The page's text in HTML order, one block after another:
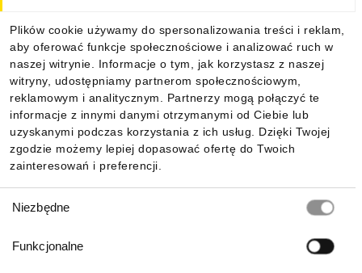
Plików cookie używamy do spersonalizowania treści i reklam,
aby oferować funkcje społecznościowe i analizować ruch w
naszej witrynie. Informacje o tym, jak korzystasz z naszej
witryny, udostępniamy partnerom społecznościowym,
reklamowym i analitycznym. Partnerzy mogą połączyć te
informacje z innymi danymi otrzymanymi od Ciebie lub
uzyskanymi podczas korzystania z ich usług. Dzięki Twojej
zgodzie możemy lepiej dopasować ofertę do Twoich
zainteresowań i preferencji.
zgody
Niezbędne
Funkcjonalne
Informacje
Pobierz naszą aplikację mobilną: